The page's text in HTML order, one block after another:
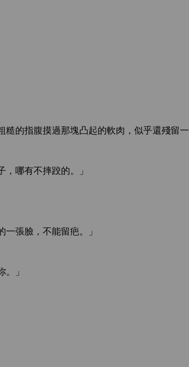
糙 指腹摸過 塊凸起
肉，似乎還殘留
， 摔跤
。」
張 ，
能留疤。」
。」